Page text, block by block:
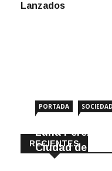
de
Lanzados
RECIENTES
PORTADA SOCIEDAD
Luna Pérez
Ciudad de las